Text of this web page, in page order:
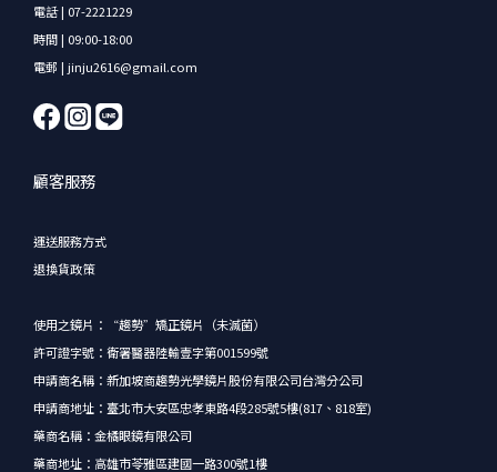
電話 | 07-2221229
時間 | 09:00-18:00
電郵 | jinju2616@gmail.com
顧客服務
運送服務方式
退換貨政策
使用之鏡片：“趨勢”矯正鏡片（未滅菌）
許可證字號：衛署醫器陸輸壹字第001599號
申請商名稱：新加坡商趨勢光學鏡片股份有限公司台灣分公司
申請商地址：臺北市大安區忠孝東路4段285號5樓(817、818室)
藥商名稱：金橘眼鏡有限公司
藥商地址：高雄市苓雅區建國一路300號1樓